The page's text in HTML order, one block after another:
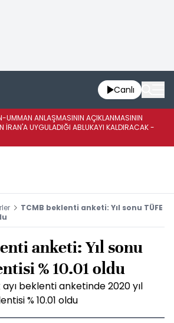
Canlı
UMMAN ANLAŞMASININ AÇIKLANMASININ
İRAN'A UYGULADIĞI ABLUKAYI KALDIRACAK -
TCMB beklenti anketi: Yıl sonu TÜFE
anketi: Yıl sonu
% 10.01 oldu
beklenti anketinde 2020 yıl
% 10.01 oldu